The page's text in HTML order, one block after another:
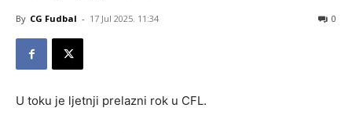
By CG Fudbal - 17 Jul 2025. 11:34 0
U toku je ljetnji prelazni rok u CFL.